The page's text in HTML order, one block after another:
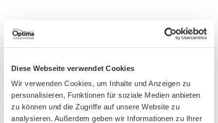
Diese Webseite verwendet Cookies
Wir verwenden Cookies, um Inhalte und Anzeigen zu
personalisieren, Funktionen für soziale Medien anbieten
zu können und die Zugriffe auf unsere Website zu
analysieren. Außerdem geben wir Informationen zu Ihrer
In Nordhessen entwickelt und fertigt Optima hochwertigste und
Unternehmen wurde Mitte der 1940er Jahre von Heinrich
Schubert gegründet und seitdem als Familienunternehmen
fortgeführt.